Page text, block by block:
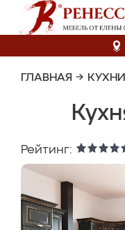
ГЛАВНАЯ → КУХНИ
Рейтинг: